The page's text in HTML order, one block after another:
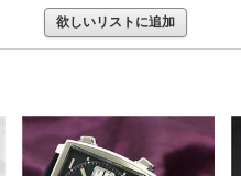
欲しいリストに追加